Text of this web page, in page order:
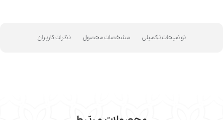
توضیحات تکمیلی مشخصات محصول نظرات کاربران